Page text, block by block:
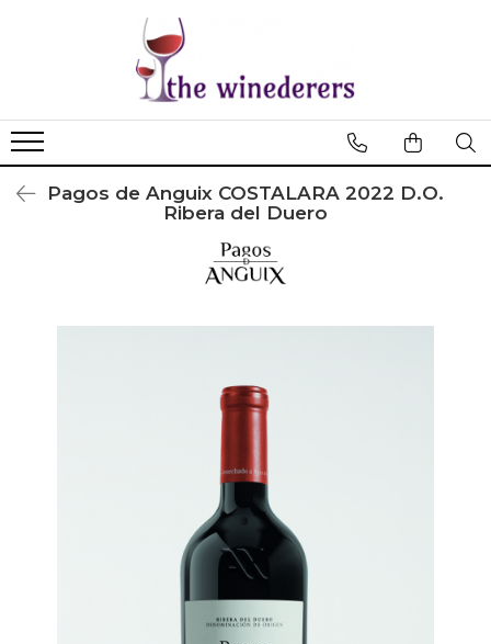
Pagos de Anguix COSTALARA 2022 D.O.
Ribera del Duero